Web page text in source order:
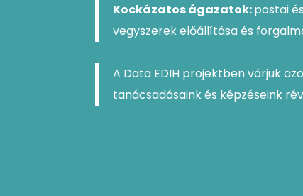
Kockázatos ágazatok:postai
vegyszerek előállítása és
A Data EDIH projektben várjuk
tanácsadásaink és képzéseink